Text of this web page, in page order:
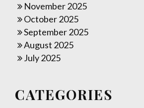
November 2025
October 2025
September 2025
August 2025
July 2025
CATEGORIES